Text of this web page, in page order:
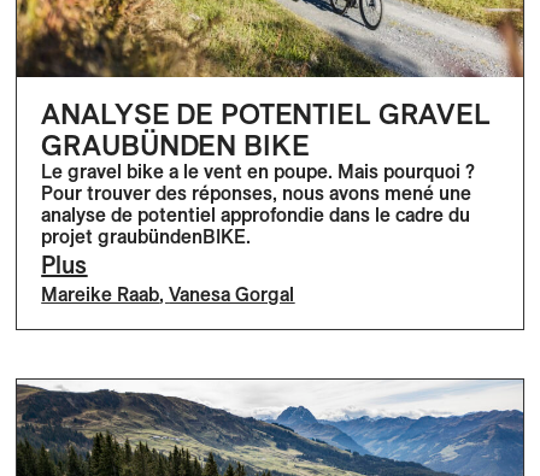
ANALYSE DE POTENTIEL GRAVEL
GRAUBÜNDEN BIKE
Le gravel bike a le vent en poupe. Mais pourquoi ?
Pour trouver des réponses, nous avons mené une
analyse de potentiel approfondie dans le cadre du
projet graubündenBIKE.
Plus
Mareike Raab,Vanesa Gorgal